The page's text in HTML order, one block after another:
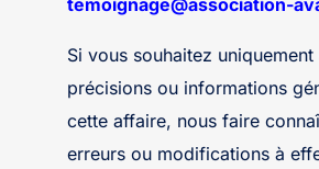
temoignage@association-
Si vous souhaitez
précisions ou informations
cette affaire, nous faire
erreurs ou modifications à